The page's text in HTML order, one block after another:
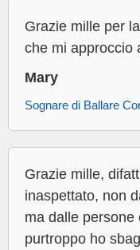
Grazie mille per
che mi approccio
Mary
Sognare di Ballare
Grazie mille,
inaspettato, non
ma dalle persone
purtroppo ho